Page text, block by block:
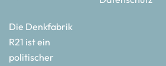
Die Denkfabrik
R21 ist ein
politischer